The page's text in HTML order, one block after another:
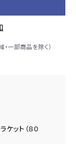
・一部商品を除く）
ケット（８０